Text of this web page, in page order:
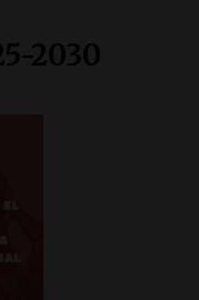
2030